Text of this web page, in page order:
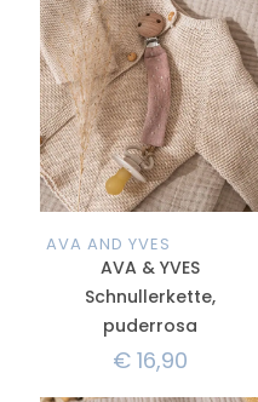
AVA AND YVES
AVA & YVES
Schnullerkette,
puderrosa
€16,90